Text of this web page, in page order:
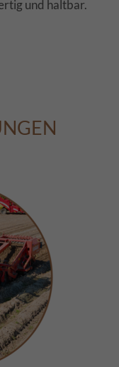
und haltbar.